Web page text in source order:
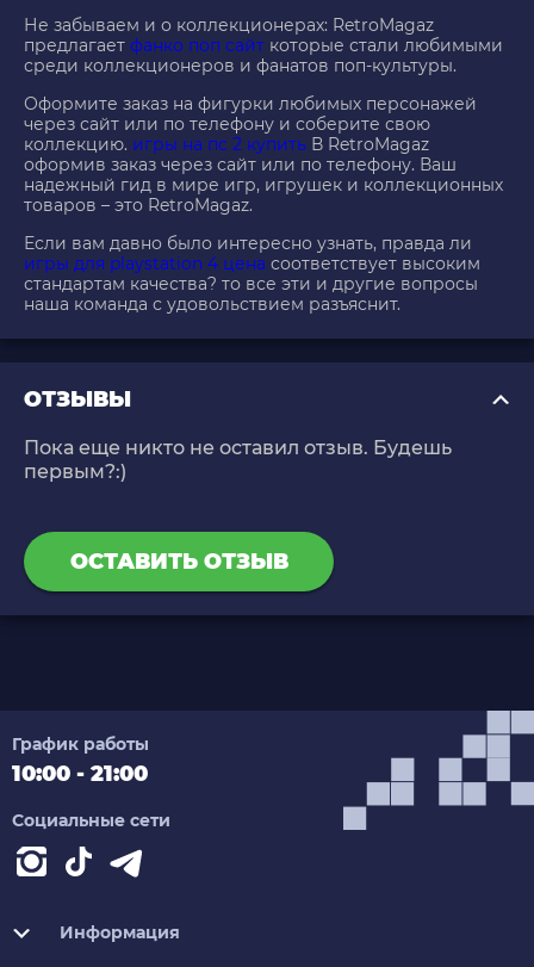
Не забываем и о коллекционерах: RetroMagaz
предлагает фанко поп сайт которые стали любимыми
среди коллекционеров и фанатов поп-культуры.
Оформите заказ на фигурки любимых персонажей
через сайт или по телефону и соберите свою
коллекцию. игры на пс 2 купить В RetroMagaz
оформив заказ через сайт или по телефону. Ваш
надежный гид в мире игр, игрушек и коллекционных
товаров – это RetroMagaz.
Если вам давно было интересно узнать, правда ли
игры для playstation 4 цена соответствует высоким
стандартам качества? то все эти и другие вопросы
наша команда с удовольствием разъяснит.
ОТЗЫВЫ
Пока еще никто не оставил отзыв. Будешь
первым?:)
ОСТАВИТЬ ОТЗЫВ
График работы
10:00 - 21:00
Социальные сети
Информация